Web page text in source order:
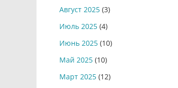
Август 2025 (3)
Июль 2025 (4)
Июнь 2025 (10)
Май 2025 (10)
Март 2025 (12)